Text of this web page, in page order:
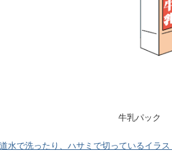
牛乳パック
水で洗ったり、ハサミで切っているイラ